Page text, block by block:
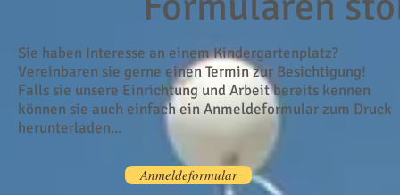
Sie haben Interesse an einem Kindergartenplatz?
Vereinbaren sie gerne einen Termin zur Besichtigung!
Falls sie unsere Einrichtung und Arbeit bereits kennen
können sie auch einfach ein Anmeldeformular zum Druck
herunterladen...
Anmeldeformular